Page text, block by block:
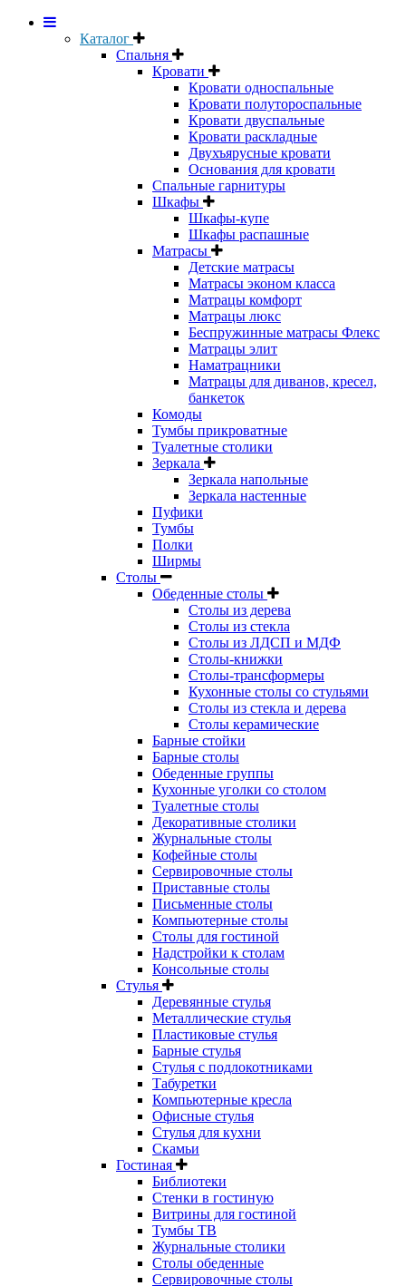
Каталог
Спальня
Кровати
Кровати односпальные
Кровати полутороспальные
Кровати двуспальные
Кровати раскладные
Двухъярусные кровати
Основания для кровати
Спальные гарнитуры
Шкафы
Шкафы-купе
Шкафы распашные
Матрасы
Детские матрасы
Матрасы эконом класса
Матрацы комфорт
Матрацы люкс
Беспружинные матрасы Флекс
Матрацы элит
Наматрацники
Матрацы для диванов, кресел,
банкеток
Комоды
Тумбы прикроватные
Туалетные столики
Зеркала
Зеркала напольные
Зеркала настенные
Пуфики
Тумбы
Полки
Ширмы
Столы
Обеденные столы
Столы из дерева
Столы из стекла
Столы из ЛДСП и МДФ
Столы-книжки
Столы-трансформеры
Кухонные столы со стульями
Столы из стекла и дерева
Столы керамические
Барные стойки
Барные столы
Обеденные группы
Кухонные уголки со столом
Туалетные столы
Декоративные столики
Журнальные столы
Кофейные столы
Сервировочные столы
Приставные столы
Письменные столы
Компьютерные столы
Столы для гостиной
Надстройки к столам
Консольные столы
Стулья
Деревянные стулья
Металлические стулья
Пластиковые стулья
Барные стулья
Стулья с подлокотниками
Табуретки
Компьютерные кресла
Офисные стулья
Стулья для кухни
Скамьи
Гостиная
Библиотеки
Стенки в гостиную
Витрины для гостиной
Тумбы ТВ
Журнальные столики
Столы обеденные
Сервировочные столы